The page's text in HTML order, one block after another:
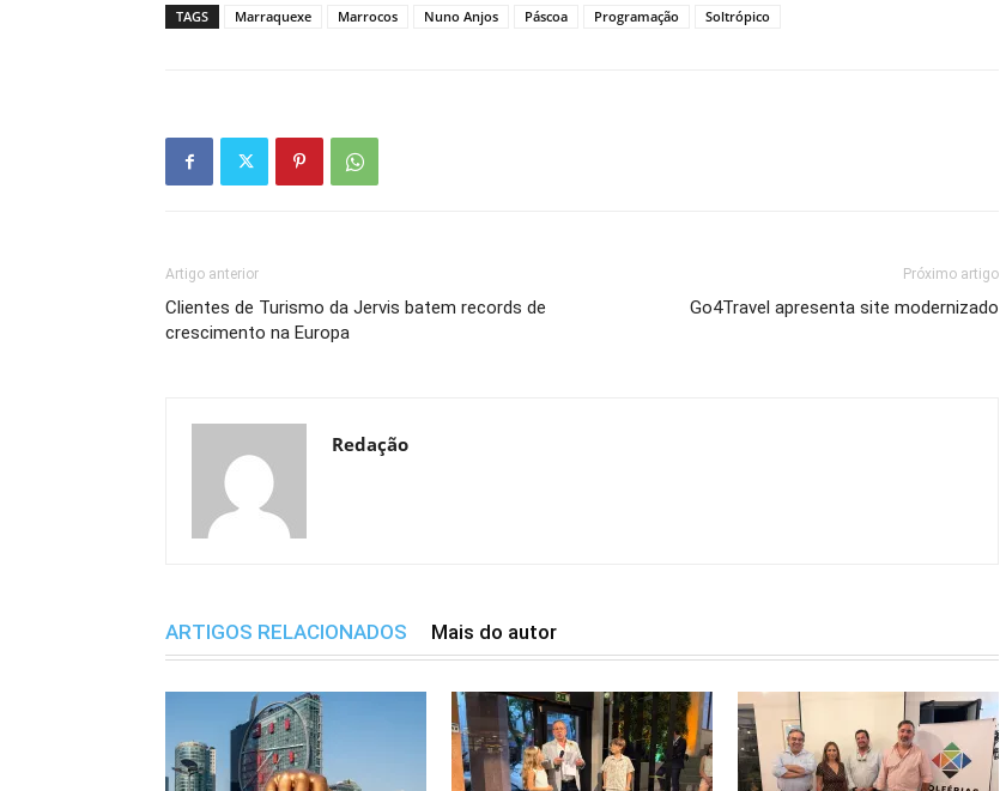
TAGS Marraquexe Marrocos Nuno Anjos Páscoa Programação Soltrópico
Artigo anterior
Clientes de Turismo da Jervis batem records de
crescimento na Europa
Próximo artigo
Go4Travel apresenta site modernizado
Redação
ARTIGOS RELACIONADOS Mais do autor